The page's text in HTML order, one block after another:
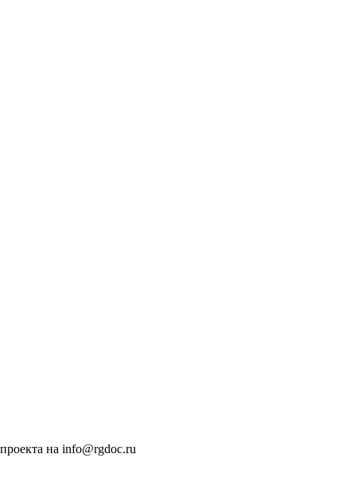
на info@rgdoc.ru